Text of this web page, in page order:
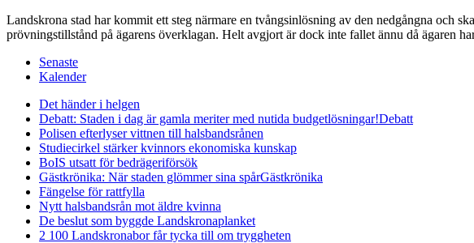
Landskrona stad har kommit ett steg närmare en tvångsinlösning av den nedgångna och
prövningstillstånd på ägarens överklagan. Helt avgjort är dock inte fallet ännu då
Senaste
Kalender
Det händer i helgen
Debatt: Staden i dag är gamla meriter med nutida budgetlösningar!Debatt
Polisen efterlyser vittnen till halsbandsrånen
Studiecirkel stärker kvinnors ekonomiska kunskap
BoIS utsatt för bedrägeriförsök
Gästkrönika: När staden glömmer sina spårGästkrönika
Fängelse för rattfylla
Nytt halsbandsrån mot äldre kvinna
De beslut som byggde Landskronaplanket
2 100 Landskronabor får tycka till om tryggheten